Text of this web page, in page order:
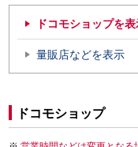
ドコモショップを
量販店などを表示
ドコモショップ